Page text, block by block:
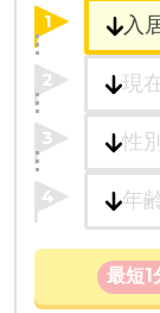
1
2
3
4
最短1